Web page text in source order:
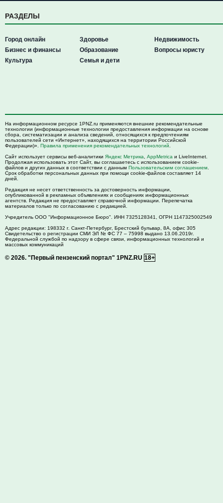
РАЗДЕЛЫ
Город онлайн
Бизнес и финансы
Культура
Здоровье
Образование
Семья и дети
Недвижимость
Вопросы юристу
На информационном ресурсе 1PNZ.ru применяются внешние рекомендательные
технологии (информационные технологии предоставления информации на основе
сбора, систематизации и анализа сведений, относящихся к предпочтениям
пользователей сети «Интернет», находящихся на территории Российской
Федерации)». Правила применения рекомендательных технологий
Сайт использует сервисы веб-аналитики Яндекс Метрика AppMetrica и LiveInternet.
Продолжая использовать этот Сайт, вы соглашаетесь с использованием cookie-
файлов и других данных в соответствии с данным Пользовательским соглашением
Срок обработки персональных данных при помощи cookie-файлов составляет 14
дней.
Редакция не несет ответственность за достоверность информации,
опубликованной в рекламных объявлениях и сообщениях информационных
агентств. Редакция не предоставляет справочной информации. Перепечатка
материалов только по согласованию с редакцией.
Учредитель ООО "Информационное Бюро". ИНН 7325128341, ОГРН 1147325002549
Адрес редакции: 198332 г. Санкт-Петербург, Брестский бульвар, 8А, офис 305
Свидетельство о регистрации СМИ ЭЛ № ФС 77 – 75998 выдано 13.06.2019г.
Федеральной службой по надзору в сфере связи, информационных технологий и
массовых коммуникаций
© 2026. "Первый пензенский портал" 1PNZ.RU 18+